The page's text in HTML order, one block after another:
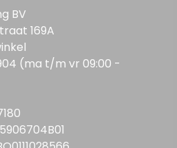
BV
169A
904 (ma t/m vr 09:00 -